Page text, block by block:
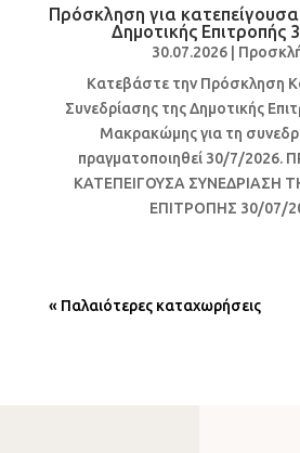
Πρόσκληση για
Δημοτικής Επιτροπής
30.07.2026|
Κατεβάστε την Πρόσκληση
Συνεδρίασης της Δημοτικής
Μακρακώμης για τη
πραγματοποιηθεί 30/7/2026.
ΚΑΤΕΠΕΙΓΟΥΣΑ ΣΥΝΕΔΡΙΑΣΗ
ΕΠΙΤΡΟΠΗΣ 30/07/
« Παλαιότερες καταχωρήσεις